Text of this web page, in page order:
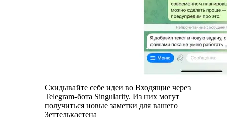
Скидывайте себе идеи во Входящие через
Telegram-бота Singularity. Из них могут
получиться новые заметки для вашего
Зеттелькастена